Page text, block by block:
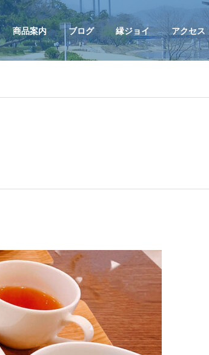
商品案内 ブログ 縁ジョイ アクセス